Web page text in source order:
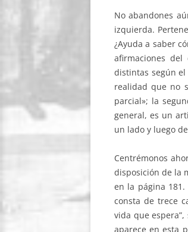
No abandones
izquierda.
¿Ayuda a saber
afirmaciones
distintas según
realidad que no
parcial»; la
general, es un
un lado y luego
Centrémonos
disposición de la
en la página
consta de trece
vida que
aparece en esta